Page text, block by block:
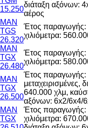
15.250
διάταξη αξόνων:
αέρος
MAN
TGS
26.320
Έτος παραγωγής:
χιλιόμετρα:
MAN
TGX
26.480
Έτος παραγωγής:
χιλιόμετρα:
MAN
TGX
26.500
Έτος παραγωγής:
μεταχειρισμένες,
640.000 χλμ,
αξόνων: 6x2/6x4/
MAN
TGX
Έτος παραγωγής:
χιλιόμετρα: